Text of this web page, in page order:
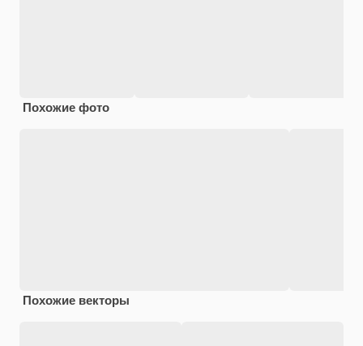
Похожие фото
Похожие векторы